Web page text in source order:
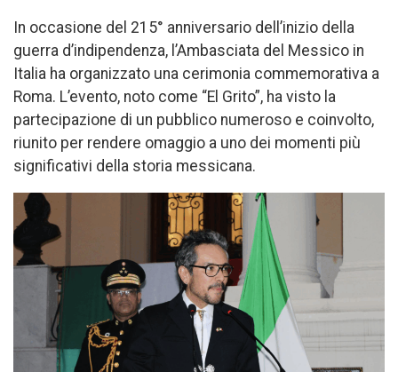
In occasione del 215° anniversario dell’inizio della
guerra d’indipendenza, l’Ambasciata del Messico in
Italia ha organizzato una cerimonia commemorativa a
Roma. L’evento, noto come “El Grito”, ha visto la
partecipazione di un pubblico numeroso e coinvolto,
riunito per rendere omaggio a uno dei momenti più
significativi della storia messicana.